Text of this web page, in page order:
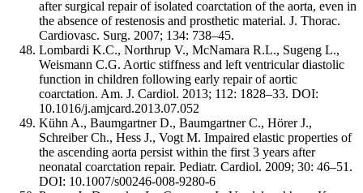
after surgical repair of isolated coarctation of the aorta, even in
the absence of restenosis and prosthetic material. J. Thorac.
Cardiovasc. Surg. 2007; 134: 738–45.
Lombardi K.C., Northrup V., McNamara R.L., Sugeng L.,
Weismann C.G. Aortic stiffness and left ventricular diastolic
function in children following early repair of aortic
coarctation. Am. J. Cardiol. 2013; 112: 1828–33. DOI:
10.1016/j.amjcard.2013.07.052
Kühn A., Baumgartner D., Baumgartner C., Hörer J.,
Schreiber Ch., Hess J., Vogt M. Impaired elastic properties of
the ascending aorta persist within the first 3 years after
neonatal coarctation repair. Pediatr. Cardiol. 2009; 30: 46–51.
DOI: 10.1007/s00246-008-9280-6